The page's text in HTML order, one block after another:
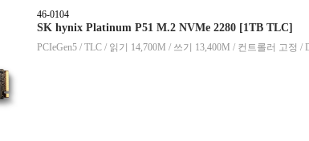
46-0104
SK hynix Platinum P51 M.2 NVMe 2280 [1TB TLC]
PCIeGen5 / TLC / 읽기 14,700M / 쓰기 13,400M / 컨트롤러 고정 /